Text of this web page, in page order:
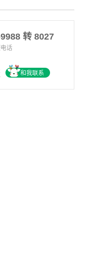
转 8027
话
和我联系